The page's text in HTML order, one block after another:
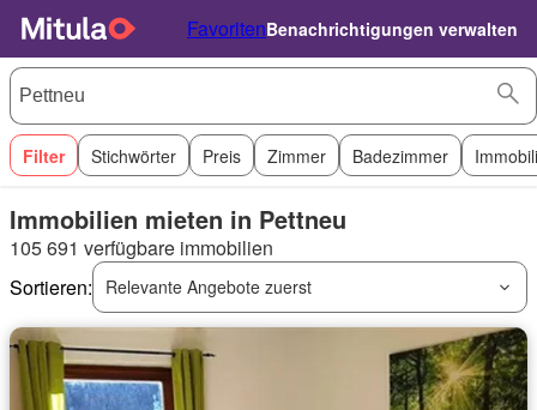
FavoritenBenachrichtigungen verwalten
Filter Stichwörter Preis Zimmer Badezimmer
Immobilien mieten in Pettneu
105 691 verfügbare immobilien
Sortieren:
Relevante Angebote zuerst